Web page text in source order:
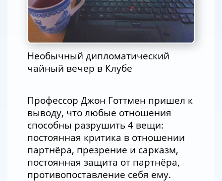
Необычный дипломатический
чайный вечер в Клубе
Профессор Джон Готтмен пришел к
выводу, что любые отношения
способны разрушить 4 вещи:
постоянная критика в отношении
партнёра, презрение и сарказм,
постоянная защита от партнёра,
противопоставление себя ему.